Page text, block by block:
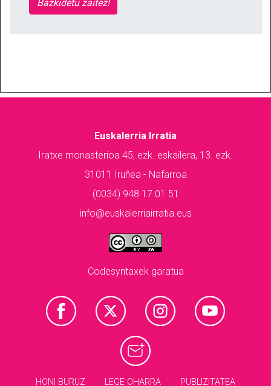
Bazkidetu zaitez!
Euskalerria Irratia
Iratxe monasterioa 45, ezk. eskailera, 13. ezk.
31011 Iruñea - Nafarroa
(0034) 948 17 01 51
info@euskalerriairratia.eus
Codesyntaxek garatua
HONI BURUZ LEGE OHARRA PUBLIZITATEA